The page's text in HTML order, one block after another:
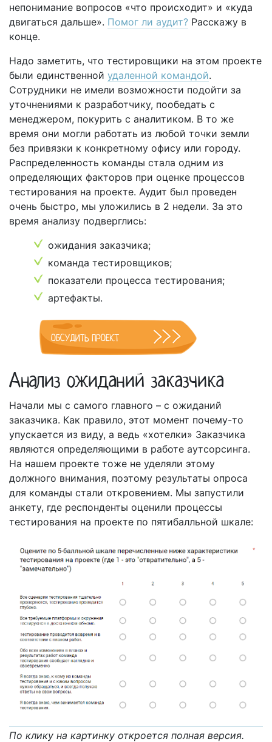
непонимание вопросов «что происходит» и «куда
двигаться дальше». Помог ли аудит? Расскажу в
конце.
Надо заметить, что тестировщики на этом проекте
были единственной удаленной командой.
Сотрудники не имели возможности подойти за
уточнениями к разработчику, пообедать с
менеджером, покурить с аналитиком. В то же
время они могли работать из любой точки земли
без привязки к конкретному офису или городу.
Распределенность команды стала одним из
определяющих факторов при оценке процессов
тестирования на проекте. Аудит был проведен
очень быстро, мы уложились в 2 недели. За это
время анализу подверглись:
ожидания заказчика;
команда тестировщиков;
показатели процесса тестирования;
артефакты.
ОБСУДИТЬ ПРОЕКТ
Анализ ожиданий заказчика
Начали мы с самого главного – с ожиданий
заказчика. Как правило, этот момент почему-то
упускается из виду, а ведь «хотелки» Заказчика
являются определяющими в работе аутсорсинга.
На нашем проекте тоже не уделяли этому
должного внимания, поэтому результаты опроса
для команды стали откровением. Мы запустили
анкету, где респонденты оценили процессы
тестирования на проекте по пятибалльной шкале:
По клику на картинку откроется полная версия.